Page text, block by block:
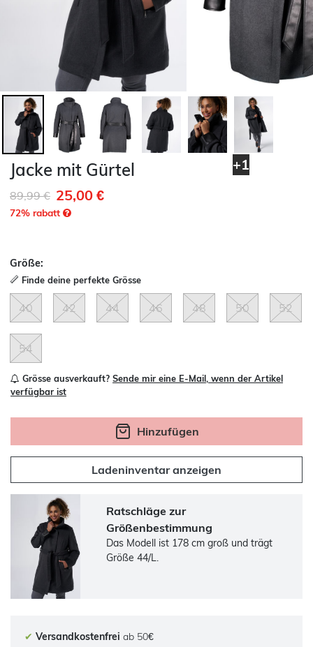
+1
Jacke mit Gürtel
Reduziert von
89,99 €auf25,00 €
72% rabatt
Größe:
Finde deine perfekte Grösse
40 42 44 46 48 50 52
54
Grösse ausverkauft? Sende mir eine E-Mail, wenn der Artikel
verfügbar ist
Hinzufügen
Ladeninventar anzeigen
Ratschläge zur
Größenbestimmung
Das Modell ist 178 cm groß und trägt
Größe 44/L.
✔ Versandkostenfrei ab 50€